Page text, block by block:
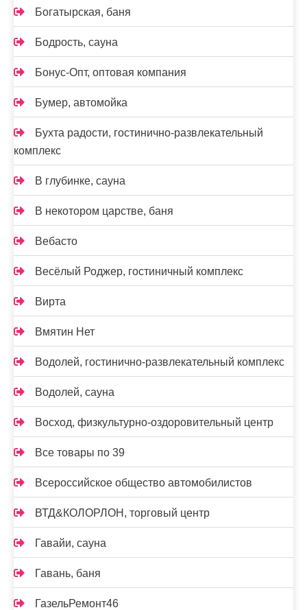
Богатырская, баня
Бодрость, сауна
Бонус-Опт, оптовая компания
Бумер, автомойка
Бухта радости, гостинично-развлекательный
комплекс
В глубинке, сауна
В некотором царстве, баня
Вебасто
Весёлый Роджер, гостиничный комплекс
Вирта
Вмятин Нет
Водолей, гостинично-развлекательный комплекс
Водолей, сауна
Восход, физкультурно-оздоровительный центр
Все товары по 39
Всероссийское общество автомобилистов
ВТД&КОЛОРЛОН, торговый центр
Гавайи, сауна
Гавань, баня
ГазельРемонт46